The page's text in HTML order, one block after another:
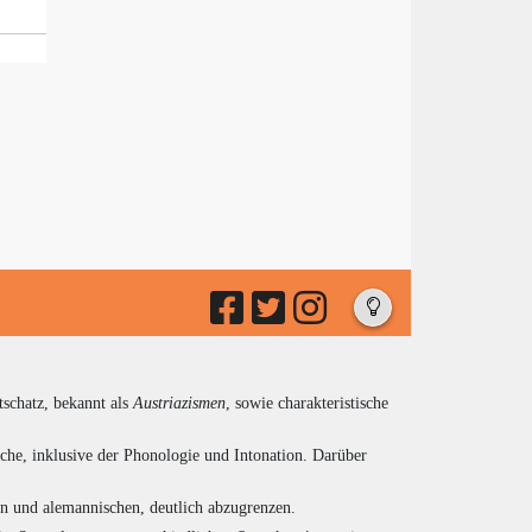
bekannt als Austriazismen , sowie charakteristische
inklusive der Phonologie und Intonation. Darüber
alemannischen, deutlich abzugrenzen.